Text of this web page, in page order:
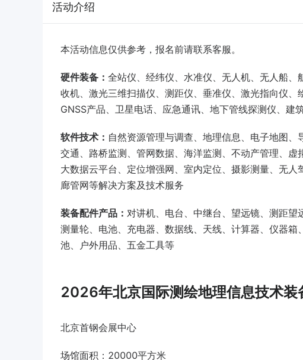
活动介绍
本活动信息仅供参考，报名前请联系客服。
硬件装备： 全站仪、经纬仪、水准仪、无人机、无人船
收机、激光三维扫描仪、测距仪、垂准仪、激光指向仪、
GNSS产品、卫星电话、应急通讯、地下管线探测仪、建
软件技术： 自然资源管理与调查、地理信息、电子地图
交通、路桥监测、管网数据、海洋监测、不动产管理、
大数据云平台、定位增强网、室内定位、摄影测量、无
廊管网等解决方案及技术服务
装备配件产品： 对讲机、电台、中继台、望远镜、测距望
测量轮、电池、充电器、数据线、天线、计算器、仪器
池、户外用品、五金工具等
2026年北京国际测绘地理信息技术装
北京首钢会展中心
场馆面积：20000平方米